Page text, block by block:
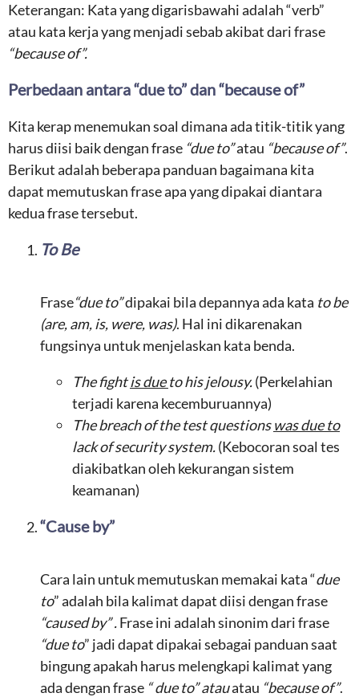
Keterangan: Kata yang digarisbawahi adalah “verb”
atau kata kerja yang menjadi sebab akibat dari frase
“because of”.
Perbedaan antara “due to” dan “because of”
Kita kerap menemukan soal dimana ada titik-titik yang
harus diisi baik dengan frase “due to”atau “because of”.
Berikut adalah beberapa panduan bagaimana kita
dapat memutuskan frase apa yang dipakai diantara
kedua frase tersebut.
To Be
Frase“due to”dipakai bila depannya ada kata to be
(are, am, is, were, was). Hal ini dikarenakan
fungsinya untuk menjelaskan kata benda.
Thefightis duetohis jelousy.(Perkelahian
terjadi karena kecemburuannya)
The breach of the test questions was due to
lack of security system.(Kebocoran soal tes
diakibatkan oleh kekurangan sistem
keamanan)
“Cause by”
Cara lain untuk memutuskan memakai kata “due
to” adalah bila kalimat dapat diisi dengan frase
“caused by”.Frase ini adalah sinonim dari frase
“due to” jadi dapat dipakai sebagai panduan saat
bingung apakah harus melengkapi kalimat yang
ada dengan frase “ due to” atauatau “because of”.